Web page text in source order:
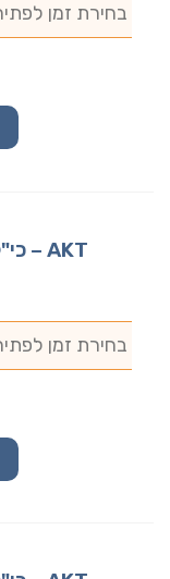
AKT – כי"ל אחד לאחד – תפקידי ניהול